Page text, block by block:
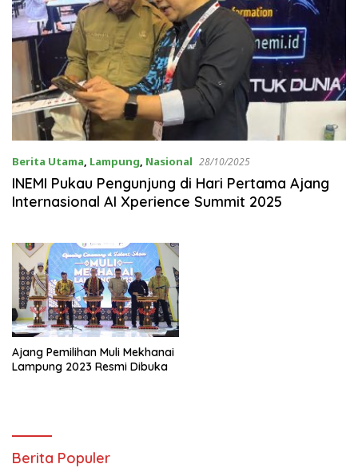
Berita Utama, Lampung, Nasional 28/10/2025
INEMI Pukau Pengunjung di Hari Pertama Ajang
Internasional AI Xperience Summit 2025
Ajang Pemilihan Muli Mekhanai
Lampung 2023 Resmi Dibuka
Berita Populer